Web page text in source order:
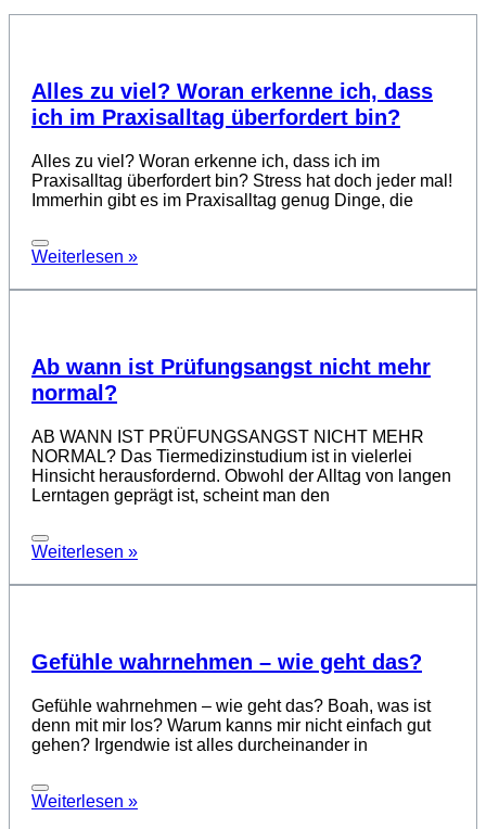
Alles zu viel? Woran erkenne ich, dass
ich im Praxisalltag überfordert bin?
Alles zu viel? Woran erkenne ich, dass ich im
Praxisalltag überfordert bin? Stress hat doch jeder mal!
Immerhin gibt es im Praxisalltag genug Dinge, die
Weiterlesen »
Ab wann ist Prüfungsangst nicht mehr
normal?
AB WANN IST PRÜFUNGSANGST NICHT MEHR
NORMAL? Das Tiermedizinstudium ist in vielerlei
Hinsicht herausfordernd. Obwohl der Alltag von langen
Lerntagen geprägt ist, scheint man den
Weiterlesen »
Gefühle wahrnehmen – wie geht das?
Gefühle wahrnehmen – wie geht das? Boah, was ist
denn mit mir los? Warum kanns mir nicht einfach gut
gehen? Irgendwie ist alles durcheinander in
Weiterlesen »